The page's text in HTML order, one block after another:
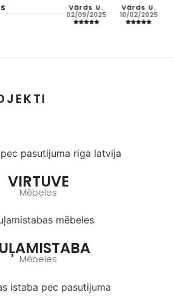
Vārds U.
02/09/2025
Vārds U.
10/02/2025
VIRTUVE
Mēbeles
Mēbeles